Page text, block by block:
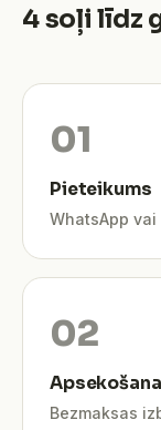
4 soļi līdz
Pieteikums
WhatsApp
Apsekošana
Bezmaksas